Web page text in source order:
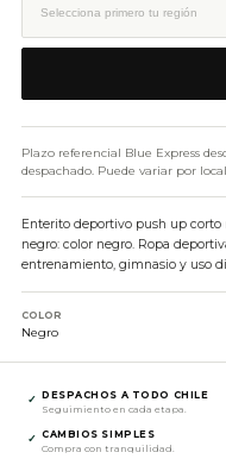
Plazo referencial Blue Express
despachado. Puede variar por
Enterito deportivo push up
negro: color negro. Ropa
entrenamiento, gimnasio y uso
COLOR
Negro
✓ DESPACHOS A TODO CHILE
Seguimiento en cada etapa.
✓ CAMBIOS SIMPLES
Compra con tranquilidad.